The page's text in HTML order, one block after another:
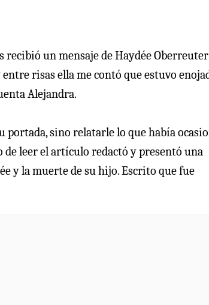
recibió un mensaje de Haydée
risas ella me contó que estuvo
Alejandra.
portada, sino relatarle lo que había
de leer el artículo redactó y presentó una
y la muerte de su hijo. Escrito que fue